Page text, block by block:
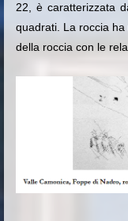
22, è caratterizzata
quadrati. La roccia
della roccia con le